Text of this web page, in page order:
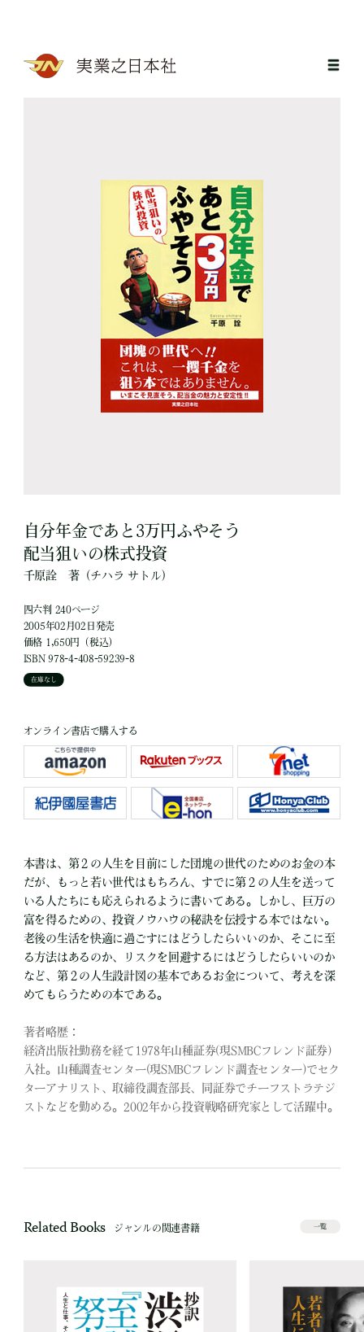
自分年金であと3万円ふやそう
配当狙いの株式投資
千原詮 著（チハラ サトル）
四六判 240ページ
2005年02月02日発売
価格 1,650円（税込）
ISBN 978-4-408-59239-8
在庫なし
オンライン書店で購入する
本書は、第２の人生を目前にした団塊の世代のためのお金の本
だが、もっと若い世代はもちろん、すでに第２の人生を送って
いる人たちにも応えられるように書いてある。しかし、巨万の
富を得るための、投資ノウハウの秘訣を伝授する本ではない。
老後の生活を快適に過ごすにはどうしたらいいのか、そこに至
る方法はあるのか、リスクを回避するにはどうしたらいいのか
など、第２の人生設計図の基本であるお金について、考えを深
めてもらうための本である。
著者略歴：
経済出版社勤務を経て1978年山種証券(現SMBCフレンド証券)
入社。山種調査センター(現SMBCフレンド調査センター)でセク
ターアナリスト、取締役調査部長、同証券でチーフストラテジ
ストなどを勤める。2002年から投資戦略研究家として活躍中。
Related Books ジャンルの関連書籍 一覧